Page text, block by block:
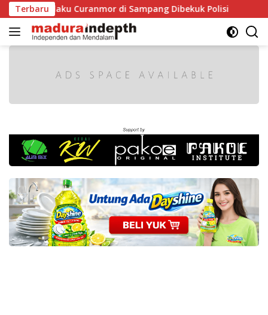
Langsung
ke
konten
Terbaru
Curanmor di Sampang Dibekuk Polisi HUT RI ke-